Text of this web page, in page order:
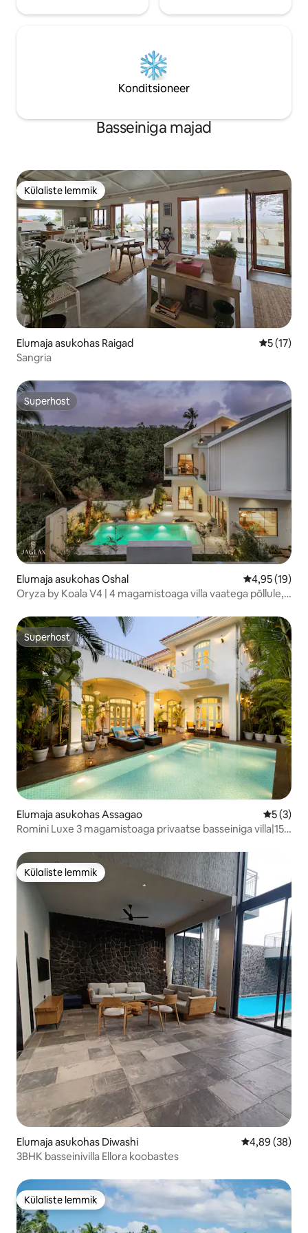
Konditsioneer
Basseiniga majad
Külaliste lemmik
Külaliste lemmik
Elumaja asukohas Raigad
5 (17)
Sangria
Superhost
Superhost
Elumaja asukohas Oshal Keskmine
4,95 (19)
Oryza by Koala V4 | 4 magamistoaga villa vaatega põllule,
Superhost
Superhost
Elumaja asukohas Assagao
5 (3)
Romini Luxe 3 magamistoaga privaatse basseiniga villa|15
Külaliste lemmik
Külaliste lemmik
Elumaja asukohas Diwashi Keskmine
4,89 (38)
3BHK basseinivilla Ellora koobastes
Külaliste lemmik
Külaliste lemmik